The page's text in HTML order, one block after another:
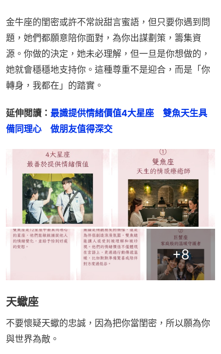
金牛座的閨密或許不常說甜言蜜語，但只要你遇到問
題，她們都願意陪你面對，為你出謀劃策，籌集資
源。你做的決定，她未必理解，但一旦是你想做的，
她就會穩穩地支持你。這種尊重不是迎合，而是「你
轉身，我都在」的踏實。
延伸閲讀： 最識提供情緒價值4大星座　雙魚天生具
備同理心　做朋友值得深交
+8
天蠍座
不要懷疑天蠍的忠誠，因為把你當閨密，所以願為你
與世界為敵。